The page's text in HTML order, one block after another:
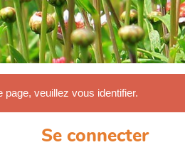
veuillez vous identifier.
Se connecter